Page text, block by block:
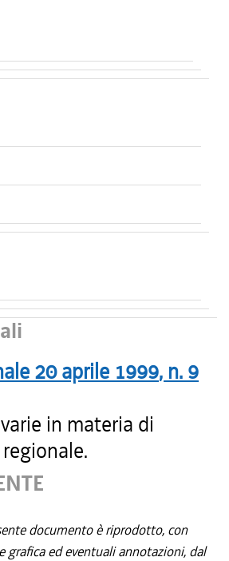
20 aprile 1999, n. 9
in materia di
documento è riprodotto, con
grafica ed eventuali annotazioni, dal